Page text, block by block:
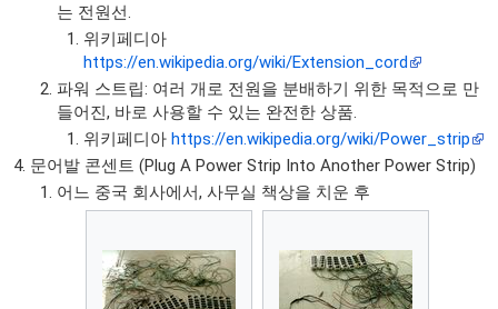
는 전원선.
위키페디아
https://en.wikipedia.org/wiki/Extension_cord
파워 스트립: 여러 개로 전원을 분배하기 위한 목적으로 만
들어진, 바로 사용할 수 있는 완전한 상품.
위키페디아https://en.wikipedia.org/wiki/Power_strip
문어발 콘센트 (Plug A Power Strip Into Another Power Strip)
어느 중국 회사에서, 사무실 책상을 치운 후